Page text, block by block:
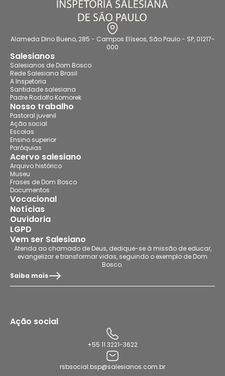
Alameda Dino Bueno, 285 - Campos Elíseos, São Paulo - SP, 01217-
000
Salesianos
Salesianos de Dom Bosco
Rede Salesiana Brasil
A Inspetoria
Santidade salesiana
Padre Rodolfo Komorek
Nosso trabalho
Pastoral juvenil
Ação social
Escolas
Ensino superior
Paróquias
Acervo salesiano
Arquivo histórico
Museu
Frases de Dom Bosco
Documentos
Vocacional
Notícias
Ouvidoria
LGPD
Vem ser Salesiano
Atenda ao chamado de Deus, dedique-se à missão de educar,
evangelizar e transformar vidas, seguindo o exemplo de Dom
Bosco.
Saiba mais
Ação social
+55 11 3221-3622
rsbsocial.bsp@salesianos.com.br